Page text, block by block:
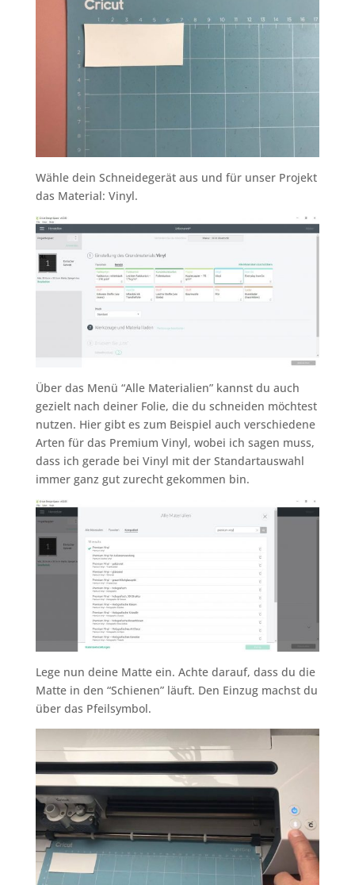
Wähle dein Schneidegerät aus und für unser Projekt
das Material: Vinyl.
Über das Menü “Alle Materialien” kannst du auch
gezielt nach deiner Folie, die du schneiden möchtest
nutzen. Hier gibt es zum Beispiel auch verschiedene
Arten für das Premium Vinyl, wobei ich sagen muss,
dass ich gerade bei Vinyl mit der Standartauswahl
immer ganz gut zurecht gekommen bin.
Lege nun deine Matte ein. Achte darauf, dass du die
Matte in den “Schienen” läuft. Den Einzug machst du
über das Pfeilsymbol.